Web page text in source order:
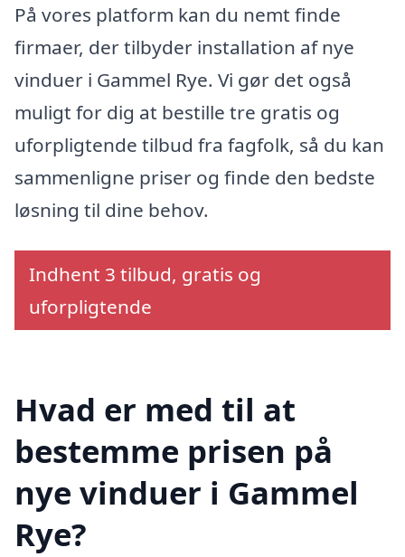
På vores platform kan du nemt finde
firmaer, der tilbyder installation af nye
vinduer i Gammel Rye. Vi gør det også
muligt for dig at bestille tre gratis og
uforpligtende tilbud fra fagfolk, så du kan
sammenligne priser og finde den bedste
løsning til dine behov.
Indhent 3 tilbud, gratis og
uforpligtende
Hvad er med til at
bestemme prisen på
nye vinduer i Gammel
Rye?